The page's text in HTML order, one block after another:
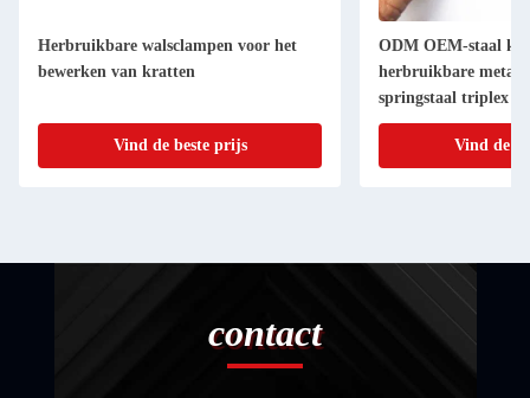
Herbruikbare walsclampen voor het
bewerken van kratten
Vind de beste prijs
ODM OEM-staal
herbruikbare
springstaal triplex
Vind de
contact